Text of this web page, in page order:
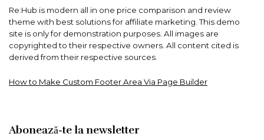
Re:Hub is modern all in one price comparison and review
theme with best solutions for affiliate marketing. This demo
site is only for demonstration purposes. All images are
copyrighted to their respective owners. All content cited is
derived from their respective sources.
How to Make Custom Footer Area Via Page Builder
Abonează-te la newsletter